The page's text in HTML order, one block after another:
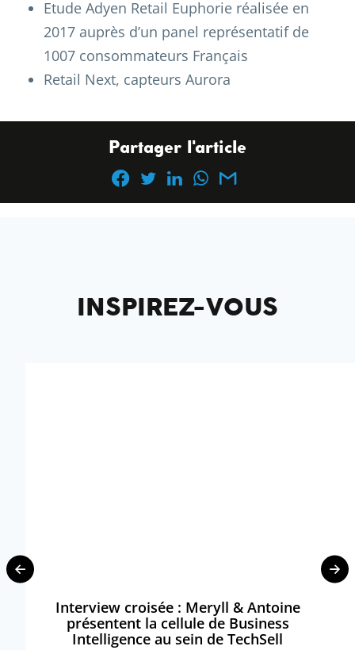
Etude Adyen Retail Euphorie réalisée en
2017 auprès d’un panel représentatif de
1007 consommateurs Français
Retail Next, capteurs Aurora
Partager l'article
INSPIREZ-VOUS
Interview croisée : Meryll & Antoine
présentent la cellule de Business
Intelligence au sein de TechSell